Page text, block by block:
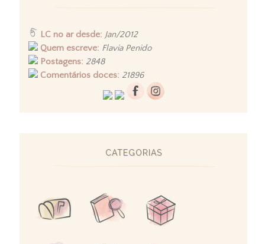
LC no ar desde: Jan/2012
Quem escreve: Flavia Penido
Postagens: 2848
Comentários doces: 21896
CATEGORIAS